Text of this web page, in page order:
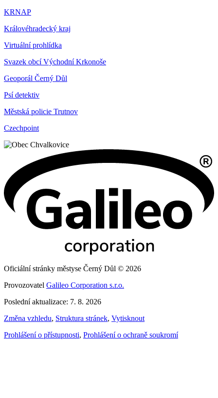
KRNAP
Královéhradecký kraj
Virtuální prohlídka
Svazek obcí Východní Krkonoše
Geoporál Černý Důl
Psí detektiv
Městská policie Trutnov
Czechpoint
Oficiální stránky městyse Černý Důl © 2026
Provozovatel Galileo Corporation s.r.o.
Poslední aktualizace: 7. 8. 2026
Změna vzhledu, Struktura stránek, Vytisknout
Prohlášení o přístupnosti, Prohlášení o ochraně soukromí